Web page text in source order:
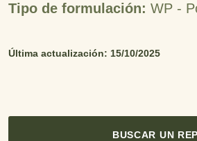
Tipo de formulación: WP -
Última actualización: 15/10/2025
BUSCAR UN REP